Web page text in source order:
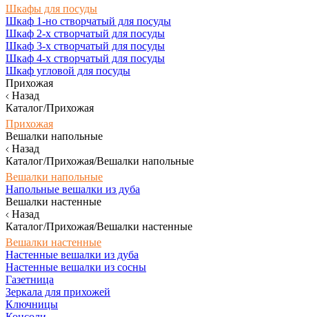
Шкафы для посуды
Шкаф 1-но створчатый для посуды
Шкаф 2-х створчатый для посуды
Шкаф 3-х створчатый для посуды
Шкаф 4-х створчатый для посуды
Шкаф угловой для посуды
Прихожая
Назад
Каталог/Прихожая
Прихожая
Вешалки напольные
Назад
Каталог/Прихожая/Вешалки напольные
Вешалки напольные
Напольные вешалки из дуба
Вешалки настенные
Назад
Каталог/Прихожая/Вешалки настенные
Вешалки настенные
Настенные вешалки из дуба
Настенные вешалки из сосны
Газетница
Зеркала для прихожей
Ключницы